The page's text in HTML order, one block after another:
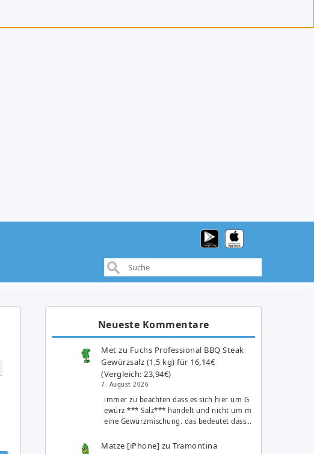
Neueste Kommentare
Met zu Fuchs Professional BBQ Steak
Gewürzsalz (1,5 kg) für 16,14€
(Vergleich: 23,94€)
7. August 2026
immer zu beachten dass es sich hier um G
ewürz *** Salz*** handelt und nicht um m
eine Gewürzmischung. das bedeutet dass…
Matze [iPhone] zuTramontina